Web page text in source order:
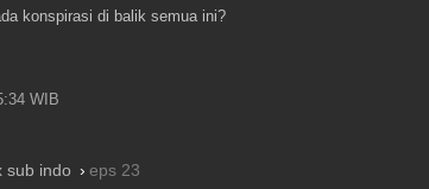
konspirasi di balik semua ini?
WIB
sub indo eps 23